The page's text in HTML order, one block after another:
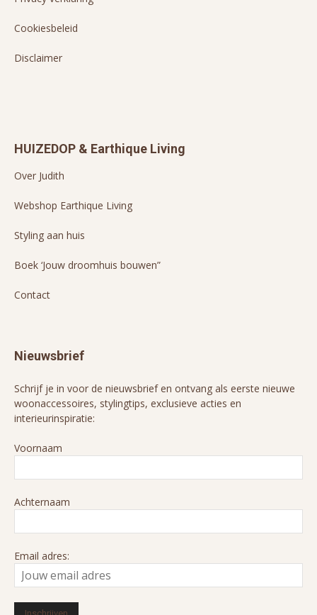
Cookiesbeleid
Disclaimer
HUIZEDOP & Earthique Living
Over Judith
Webshop Earthique Living
Styling aan huis
Boek ‘Jouw droomhuis bouwen”
Contact
Nieuwsbrief
Schrijf je in voor de nieuwsbrief en ontvang als eerste nieuwe
woonaccessoires, stylingtips, exclusieve acties en
interieurinspiratie:
Voornaam
Achternaam
Email adres: